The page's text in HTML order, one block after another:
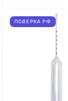
ПОВЕРКА РФ